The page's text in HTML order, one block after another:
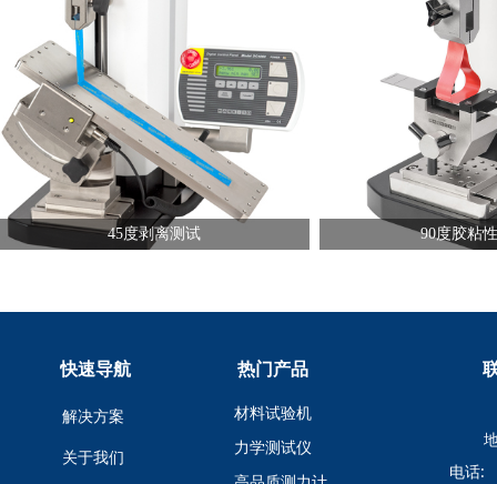
45度剥离测试 90度胶粘
材料试验机
力学测试仪
解决方案
关于我们
快速导航 热门产品
电话: